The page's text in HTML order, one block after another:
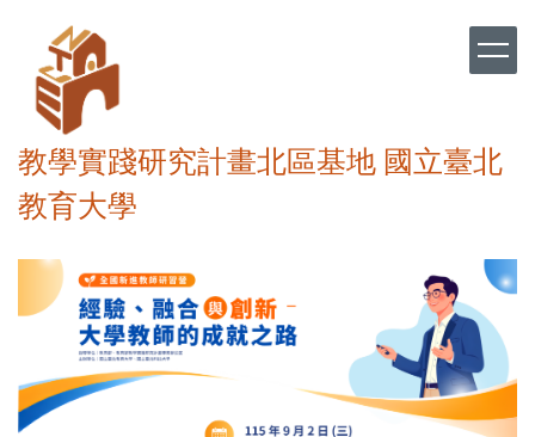
區
教學實踐研究計畫北區基地 國立臺北
教育大學